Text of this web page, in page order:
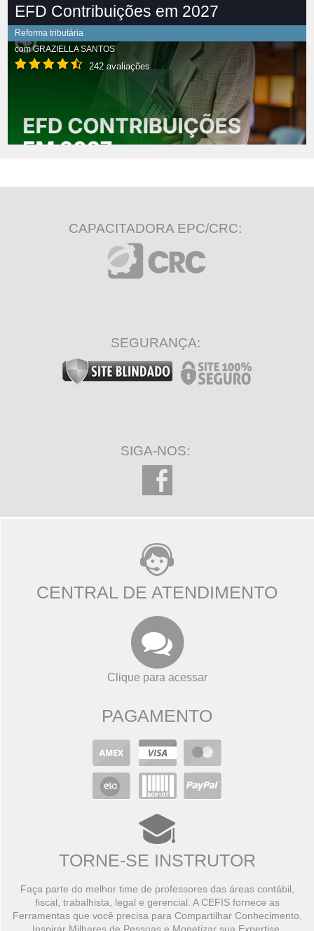
EFD Contribuições em 2027
Reforma tributária
comGRAZIELLA SANTOS
242 avaliações
CAPACITADORA EPC/CRC:
SEGURANÇA:
SIGA-NOS:
CENTRAL DE ATENDIMENTO
Clique para acessar
PAGAMENTO
TORNE-SE INSTRUTOR
Faça parte do melhor time de professores das áreas contábil,
fiscal, trabalhista, legal e gerencial. A CEFIS fornece as
Ferramentas que você precisa para Compartilhar Conhecimento,